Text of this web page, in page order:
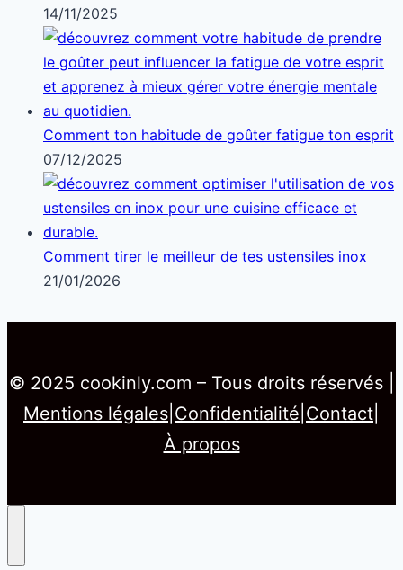
14/11/2025
Comment ton habitude de goûter fatigue ton esprit
07/12/2025
Comment tirer le meilleur de tes ustensiles inox
21/01/2026
© 2025 cookinly.com – Tous droits réservés |
Mentions légales Confidentialité Contact
À propos